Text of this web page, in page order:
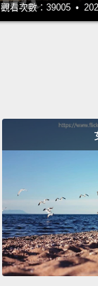
觀看次數：39005 •